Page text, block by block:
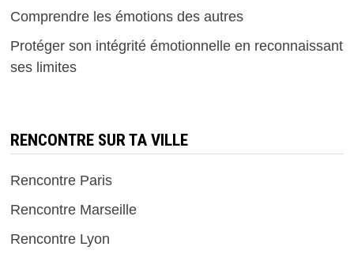
Comprendre les émotions des autres
Protéger son intégrité émotionnelle en reconnaissant
ses limites
RENCONTRE SUR TA VILLE
Rencontre Paris
Rencontre Marseille
Rencontre Lyon